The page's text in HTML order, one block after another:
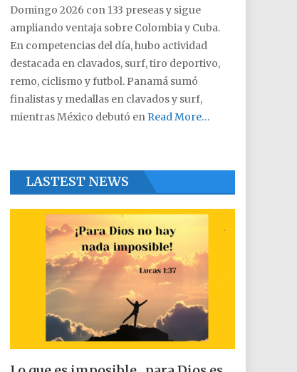
Domingo 2026 con 133 preseas y sigue
ampliando ventaja sobre Colombia y Cuba.
En competencias del día, hubo actividad
destacada en clavados, surf, tiro deportivo,
remo, ciclismo y futbol. Panamá sumó
finalistas y medallas en clavados y surf,
mientras México debutó en Read More…
LASTEST NEWS